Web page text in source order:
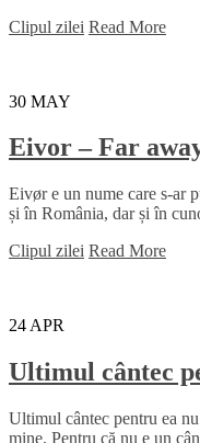
Clipul zilei Read More
30 MAY
Eivor – Far
Eivør e un nume care s-ar
și în România, dar și în
Clipul zilei Read More
24 APR
Ultimul cântec
Ultimul cântec pentru ea
mine. Pentru că nu e un